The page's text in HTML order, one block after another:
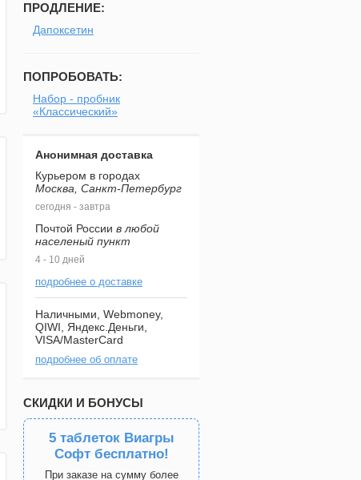
ПРОДЛЕНИЕ:
Дапоксетин
ПОПРОБОВАТЬ:
Набор - пробник
«Классический»
Анонимная доставка
Курьером в городах
Москва, Санкт-Петербург
сегодня - завтра
Почтой России в любой
населеный пункт
4 - 10 дней
подробнее о доставке
Наличными, Webmoney,
QIWI, Яндекс.Деньги,
VISA/MasterCard
подробнее об оплате
СКИДКИ И БОНУСЫ
5 таблеток Виагры
Софт бесплатно!
При заказе на сумму более